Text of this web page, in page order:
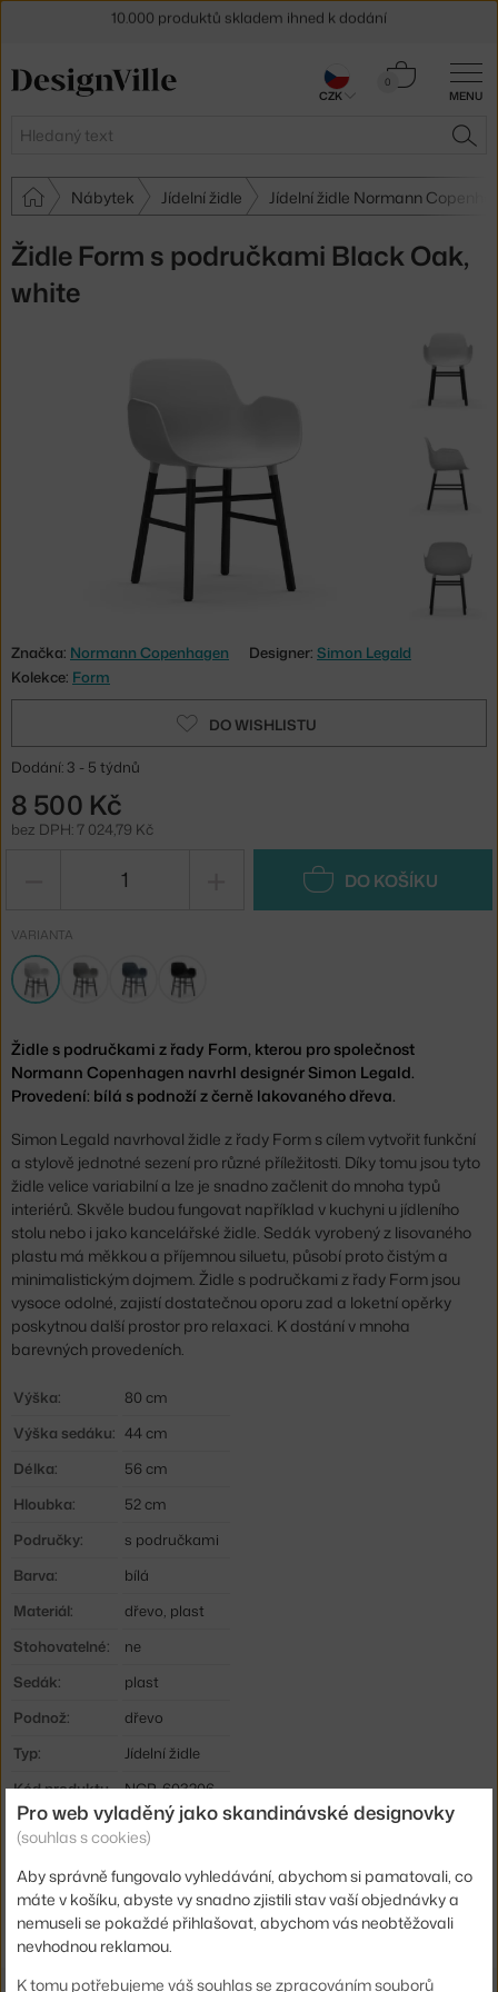
MENU
Hledat
0
Košík
Nábytek Jídelní židle Jídelní židle Normann
Židle Form s područkami Black Oak,
white
Značka: Normann Copenhagen Designer: Simon Legald
Kolekce: Form
DO WISHLISTU
Dodání: 3 - 5 týdnů
8 500 Kč
bez DPH: 7 024,79 Kč
DO KOŠÍKU
VARIANTA
Židle s područkami z řady Form, kterou pro společnost
Normann Copenhagen navrhl designér Simon Legald.
Provedení: bílá s podnoží z černě lakovaného dřeva.
Simon Legald navrhoval židle z řady Form s cílem vytvořit funkční
a stylově jednotné sezení pro různé příležitosti. Díky tomu jsou tyto
židle velice variabilní a lze je snadno začlenit do mnoha typů
interiérů. Skvěle budou fungovat například v kuchyni u jídleního
stolu nebo i jako kancelářské židle. Sedák vyrobený z lisovaného
plastu má měkkou a příjemnou siluetu, působí proto čistým a
minimalistickým dojmem. Židle s područkami z řady Form jsou
vysoce odolné, zajistí dostatečnou oporu zad a loketní opěrky
poskytnou další prostor pro relaxaci. K dostání v mnoha
barevných provedeních.
Výška:
80 cm
Výška sedáku: 44 cm
Délka:
56 cm
Hloubka:
52 cm
Područky:
s područkami
Barva:
bílá
Materiál:
dřevo, plast
Stohovatelné:
ne
Sedák:
plast
Podnož:
dřevo
Typ:
Jídelní židle
Kód produktu
NCP-603206
EAN
5712396015135
Ste zo Slovenska? Prejdite naStolička Form s podpierkami rúk
Black Oak, white
Shopping from the EU? Switch toForm Armchair Black Oak, white
30 dní na vrácení zboží
CZK
Pro web vyladěný jako skandinávské designovky
(souhlas s cookies)
Aby správně fungovalo vyhledávání, abychom si pamatovali, co
máte v košíku, abyste vy snadno zjistili stav vaší objednávky a
nemuseli se pokaždé přihlašovat, abychom vás neobtěžovali
nevhodnou reklamou.
K tomu potřebujeme váš souhlas se zpracováním souborů